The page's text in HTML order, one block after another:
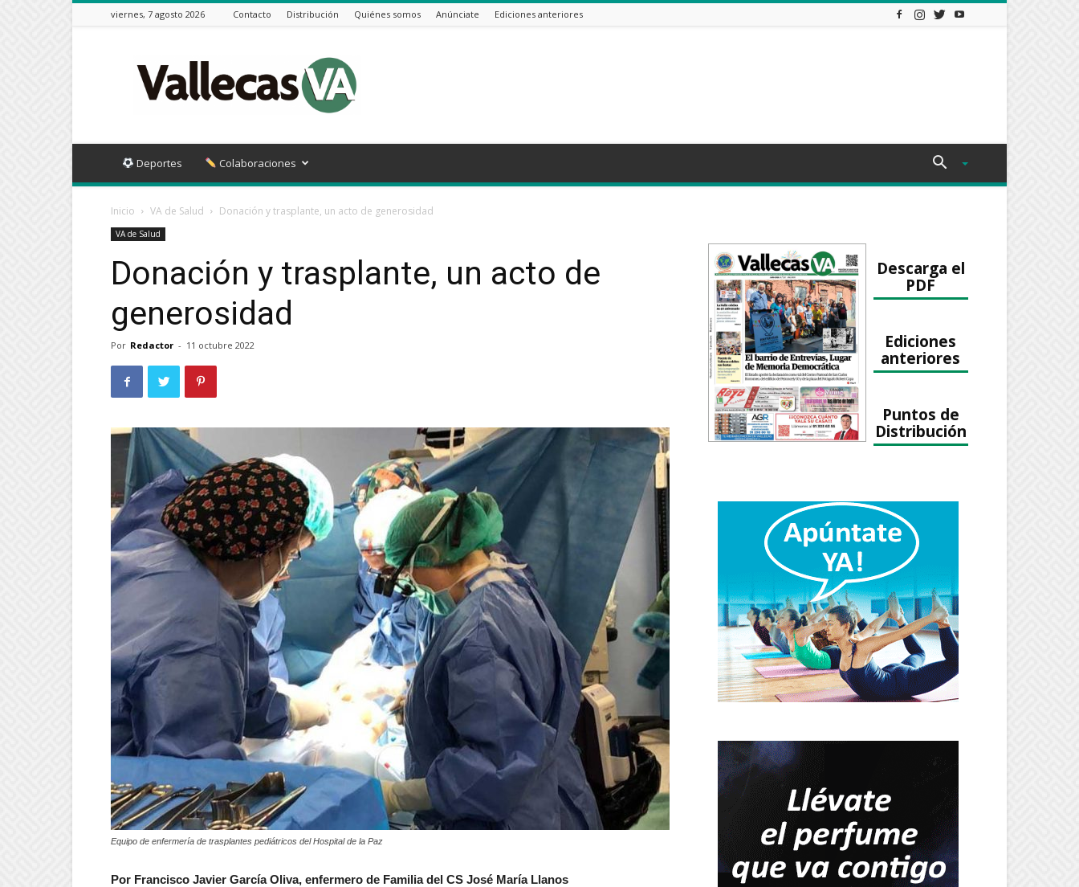
viernes, 7 agosto 2026 Contacto Distribución Quiénes somos Anúnciate Ediciones anteriores
VA
Deportes Colaboraciones
Inicio VA de Salud Donación y trasplante, un acto de generosidad
VA de Salud
Donación y trasplante, un acto de
generosidad
Por Redactor - 11 octubre 2022
Equipo de enfermería de trasplantes pediátricos del Hospital de la Paz
Por Francisco Javier García Oliva, enfermero de Familia del CS José María Llanos
Descarga el
PDF
Ediciones
anteriores
Puntos de
Distribución